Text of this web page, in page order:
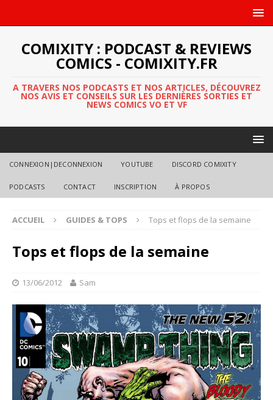
COMIXITY : PODCAST & REVIEWS
COMICS - COMIXITY.FR
A TRAVERS NOS PODCASTS ET NOS ARTICLES, DÉCOUVREZ
NOS AVIS ET CONSEILS SUR LES DERNIÈRES SORTIES ET
NEWS COMICS VO ET VF
CONNEXION|DECONNEXION YOUTUBE DISCORD COMIXITY
PODCASTS CONTACT INSCRIPTION À PROPOS
ACCUEIL GUIDES & TOPS Tops et flops de la semaine
Tops et flops de la semaine
13/06/2012 Sam